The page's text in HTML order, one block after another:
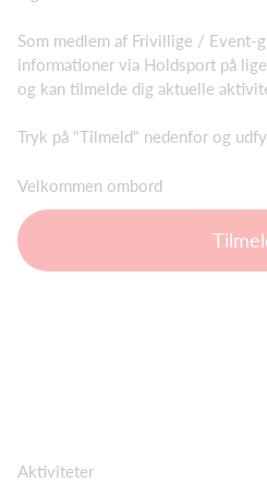
Som medlem af Frivillige / Event-
informationer via Holdsport på
og kan tilmelde dig aktuelle
Tryk på "Tilmeld" nedenfor og
Velkommen ombord
Aktiviteter